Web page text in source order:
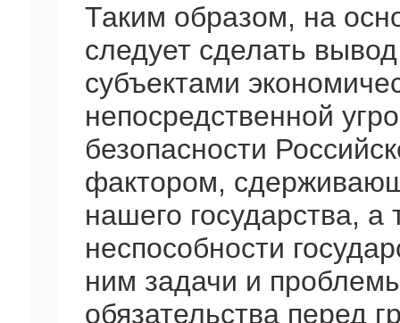
Таким образом, на
следует сделать
субъектами
непосредственной
безопасности
фактором,
нашего государства,
неспособности
ним задачи и
обязательства перед